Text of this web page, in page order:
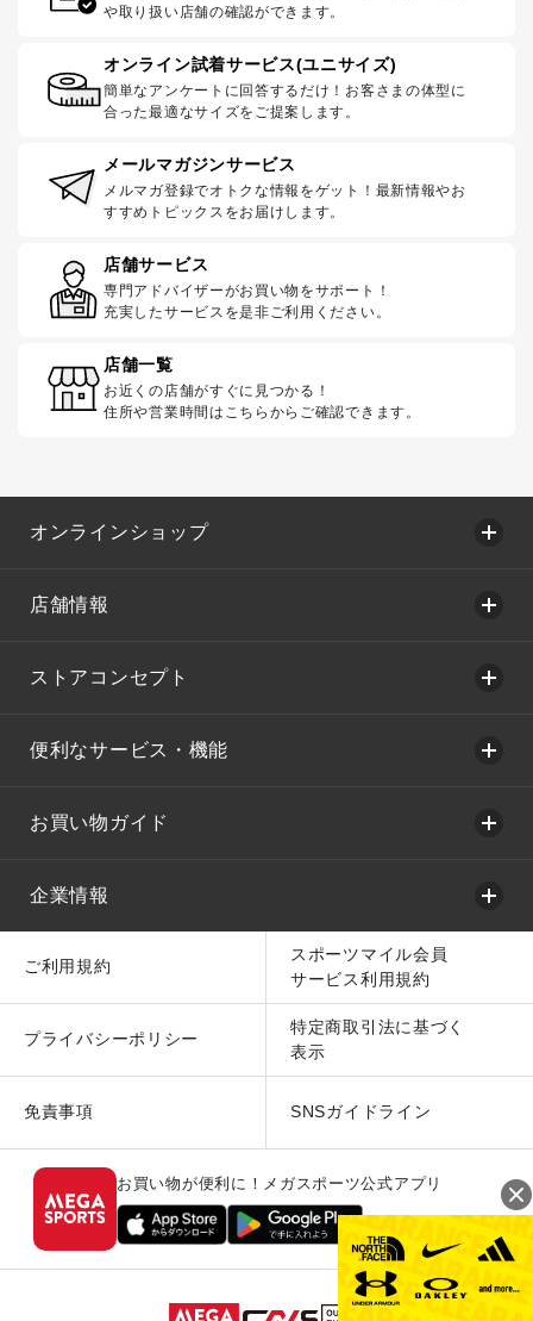
や取り扱い店舗の確認ができます。
オンライン試着サービス(ユニサイズ)
簡単なアンケートに回答するだけ！お客さまの体型に
合った最適なサイズをご提案します。
メールマガジンサービス
メルマガ登録でオトクな情報をゲット！最新情報やお
すすめトピックスをお届けします。
店舗サービス
専門アドバイザーがお買い物をサポート！
充実したサービスを是非ご利用ください。
店舗一覧
お近くの店舗がすぐに見つかる！
住所や営業時間はこちらからご確認できます。
オンラインショップ
店舗情報
ストアコンセプト
便利なサービス・機能
お買い物ガイド
企業情報
ご利用規約
スポーツマイル会員
サービス利用規約
プライバシーポリシー
特定商取引法に基づく
表示
免責事項 SNSガイドライン
お買い物が便利に！メガスポーツ公式アプリ